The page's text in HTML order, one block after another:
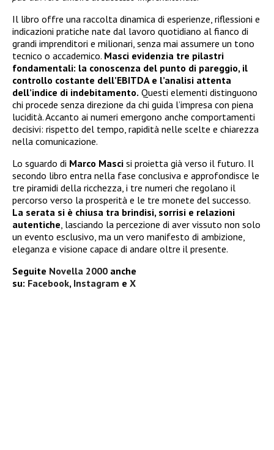
Il libro offre una raccolta dinamica di esperienze, riflessioni e
indicazioni pratiche nate dal lavoro quotidiano al fianco di
grandi imprenditori e milionari, senza mai assumere un tono
tecnico o accademico. Masci evidenzia tre pilastri
fondamentali: la conoscenza del punto di pareggio, il
controllo costante dell’EBITDA e l’analisi attenta
dell’indice di indebitamento. Questi elementi distinguono
chi procede senza direzione da chi guida l’impresa con piena
lucidità. Accanto ai numeri emergono anche comportamenti
decisivi: rispetto del tempo, rapidità nelle scelte e chiarezza
nella comunicazione.
Lo sguardo di Marco Masci si proietta già verso il futuro. Il
secondo libro entra nella fase conclusiva e approfondisce le
tre piramidi della ricchezza, i tre numeri che regolano il
percorso verso la prosperità e le tre monete del successo.
La serata si è chiusa tra brindisi, sorrisi e relazioni
autentiche, lasciando la percezione di aver vissuto non solo
un evento esclusivo, ma un vero manifesto di ambizione,
eleganza e visione capace di andare oltre il presente.
Seguite Novella 2000 anche
su: Facebook, Instagram e X